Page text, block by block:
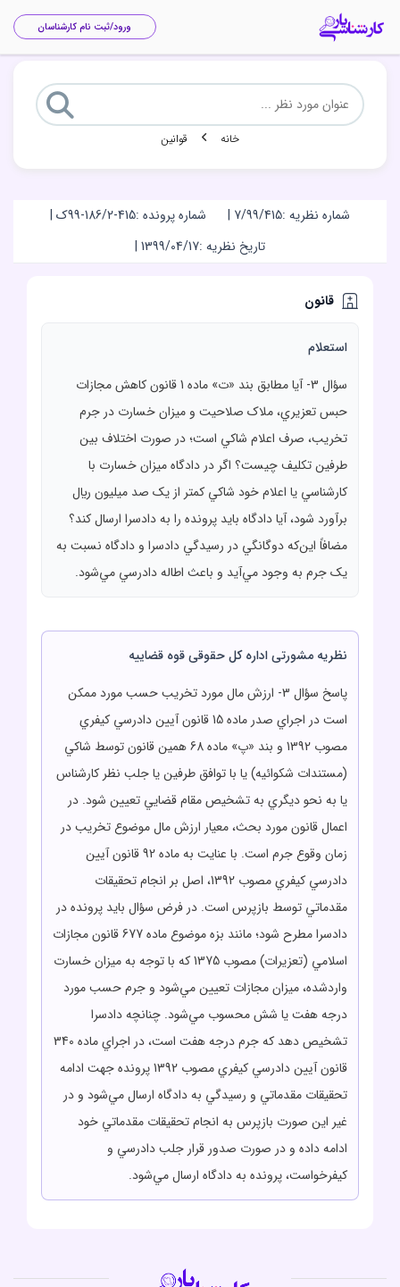
ورود/ثبت نام کارشناسان
خانه قوانین
شماره نظریه :7/99/415
| شماره پرونده :99-186/2-415ک
|
تاریخ نظریه :1399/04/17
|
قانون
استعلام
سؤال 3- آيا مطابق بند «ت» ماده 1 قانون کاهش مجازات
حبس تعزيري، ملاک صلاحيت و ميزان خسارت در جرم
تخريب، صرف اعلام شاکي است؛ در صورت اختلاف بين
طرفين تکليف چيست؟ اگر در دادگاه ميزان خسارت با
کارشناسي يا اعلام خود شاکي کمتر از يک صد ميليون ريال
برآورد شود، آيا دادگاه بايد پرونده را به دادسرا ارسال کند؟
مضافاً اين‌که دوگانگي در رسيدگي دادسرا و دادگاه نسبت به
يک جرم به وجود مي‌آيد و باعث اطاله دادرسي مي‌شود.
نظریه مشورتی اداره کل حقوقی قوه قضاییه
پاسخ سؤال 3- ارزش مال مورد تخريب حسب مورد ممکن
است در اجراي صدر ماده 15 قانون آيين دادرسي کيفري
مصوب 1392 و بند «پ» ماده 68 همين قانون توسط شاکي
(مستندات شکوائيه) يا با توافق طرفين يا جلب نظر کارشناس
يا به نحو ديگري به تشخيص مقام قضايي تعيين شود. در
اعمال قانون مورد بحث، معيار ارزش مال موضوع تخريب در
زمان وقوع جرم است. با عنايت به ماده 92 قانون آيين
دادرسي کيفري مصوب 1392، اصل بر انجام تحقيقات
مقدماتي توسط بازپرس است. در فرض سؤال بايد پرونده در
دادسرا مطرح شود؛ مانند بزه موضوع ماده 677 قانون مجازات
اسلامي (تعزيرات) مصوب 1375 که با توجه به ميزان خسارت
واردشده، ميزان مجازات تعيين مي‌شود و جرم حسب مورد
درجه هفت يا شش محسوب مي‌شود. چنانچه دادسرا
تشخيص دهد که جرم درجه هفت است، در اجراي ماده 340
قانون آيين دادرسي کيفري مصوب 1392 پرونده جهت ادامه
تحقيقات مقدماتي و رسيدگي به دادگاه ارسال مي‌شود و در
غير اين صورت بازپرس به انجام تحقيقات مقدماتي خود
ادامه داده و در صورت صدور قرار جلب دادرسي و
کيفرخواست، پرونده به دادگاه ارسال مي‌شود.